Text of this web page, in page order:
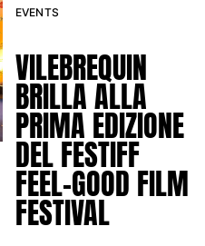
EVENTS
VILEBREQUIN
BRILLA ALLA
PRIMA EDIZIONE
DEL FESTIFF
FEEL-GOOD FILM
FESTIVAL